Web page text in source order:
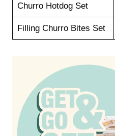
Churro Hotdog Set
Filling Churro Bites Set